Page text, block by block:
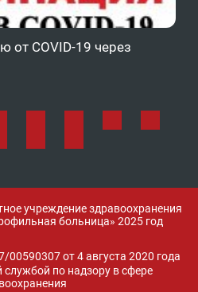
от COVID-19 через
учреждение здравоохранения
больница» 2025 год
от 4 августа 2020 года
по надзору в сфере